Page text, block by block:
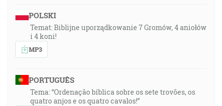
POLSKI
Temat: Biblijne uporządkowanie 7 Gromów, 4 aniołów
i 4 koni!
MP3
PORTUGUÊS
Tema: “Ordenação bíblica sobre os sete trovões, os
quatro anjos e os quatro cavalos!”